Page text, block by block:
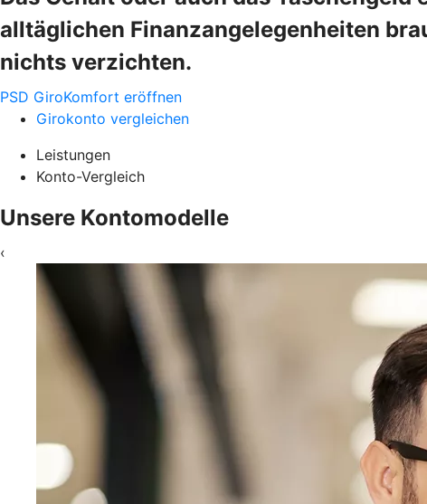
alltäglichen Finanzangelegenheiten
nichts verzichten.
PSD GiroKomfort eröffnen
Girokonto vergleichen
Leistungen
Konto-Vergleich
Unsere Kontomodelle
‹